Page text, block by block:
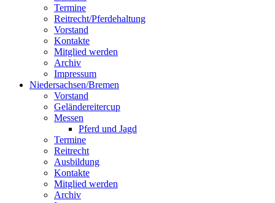
Termine
Reitrecht/Pferdehaltung
Vorstand
Kontakte
Mitglied werden
Archiv
Impressum
Niedersachsen/Bremen
Vorstand
Geländereitercup
Messen
Pferd und Jagd
Termine
Reitrecht
Ausbildung
Kontakte
Mitglied werden
Archiv